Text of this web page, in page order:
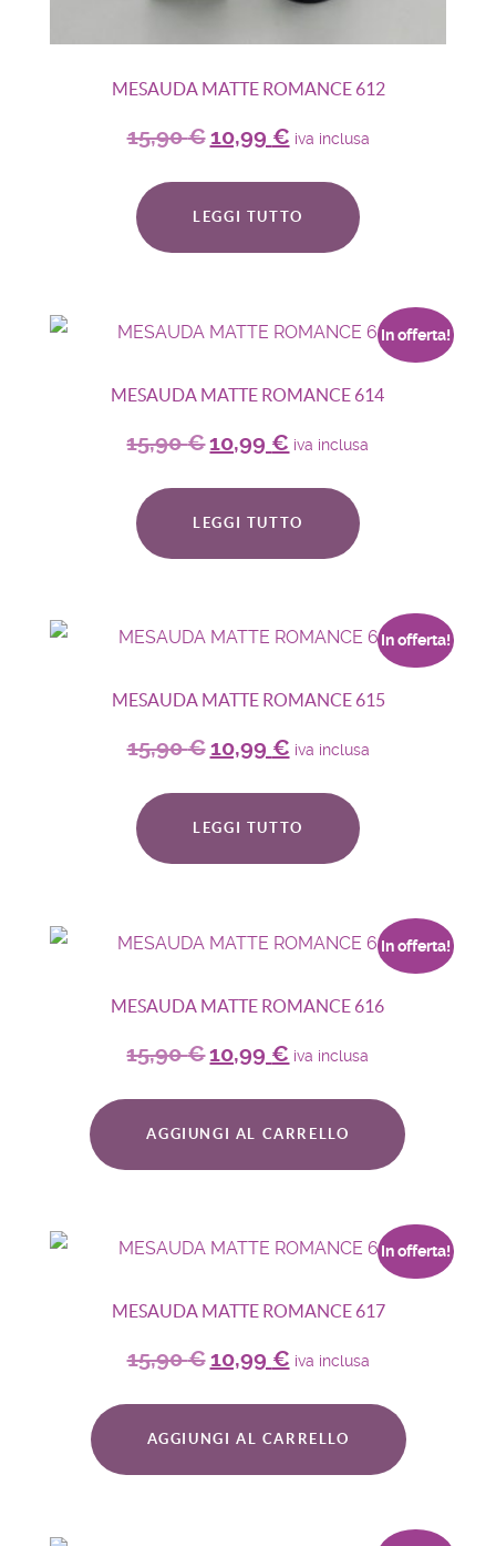
MESAUDA MATTE ROMANCE 612
15,90€10,99 € iva inclusa
LEGGI TUTTO
In offerta!
MESAUDA MATTE ROMANCE 614
15,90€10,99 € iva inclusa
LEGGI TUTTO
In offerta!
MESAUDA MATTE ROMANCE 615
15,90€10,99 € iva inclusa
LEGGI TUTTO
In offerta!
MESAUDA MATTE ROMANCE 616
15,90€10,99 € iva inclusa
AGGIUNGI AL CARRELLO
In offerta!
MESAUDA MATTE ROMANCE 617
15,90€10,99 € iva inclusa
AGGIUNGI AL CARRELLO